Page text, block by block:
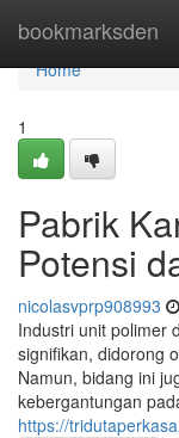
bookmarksden
Home
Home
1
Pabrik
Potensi
nicolasvprp908993
Industri unit polimer
signifikan, didorong
Namun, bidang ini
kebergantungan
https://